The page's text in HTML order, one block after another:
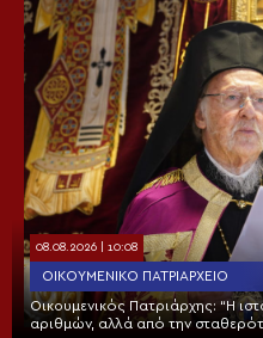
08.08.2026 | 10:08
ΟΙΚΟΥΜΕΝΙΚΌ ΠΑΤΡΙΑΡΧΕΊΟ
Οικουμενικός Πατριάρχης: “Η
αριθμών, αλλά από την